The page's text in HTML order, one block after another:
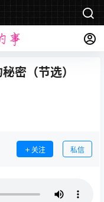
密（节选）
关注 私信